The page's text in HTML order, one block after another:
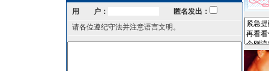
用 户：
匿名发出：
请各位遵纪守法并注意语言文明。